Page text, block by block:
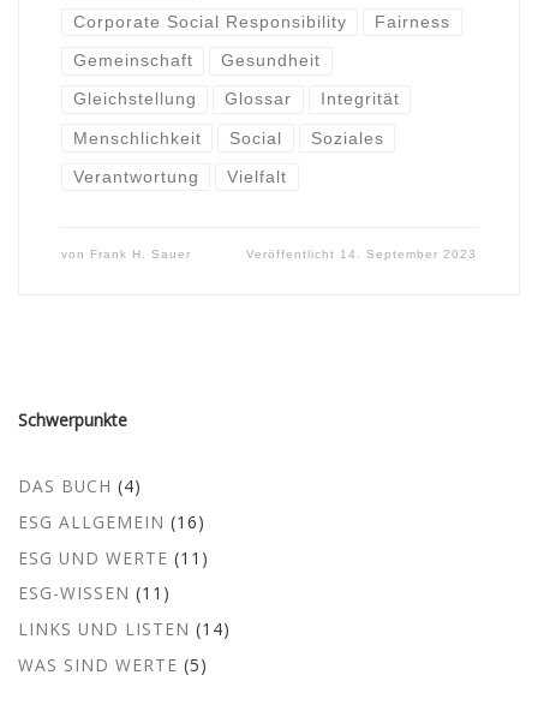
Corporate Social Responsibility Fairness
Gemeinschaft Gesundheit
Gleichstellung Glossar Integrität
Menschlichkeit Social Soziales
Verantwortung Vielfalt
von Frank H. Sauer Veröffentlicht 14. September 2023
Schwerpunkte
DAS BUCH (4)
ESG ALLGEMEIN (16)
ESG UND WERTE (11)
ESG-WISSEN (11)
LINKS UND LISTEN (14)
WAS SIND WERTE (5)